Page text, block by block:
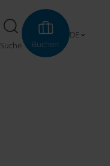
Suche Buchen
DE